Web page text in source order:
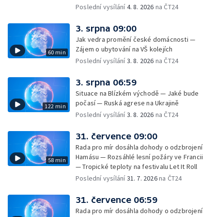
hudebníkem Glenem Hansardem
Poslední vysílání4. 8. 2026 na ČT24
60 min
3. srpna 09:00
Jak vedra promění české domácnosti —
Zájem o ubytování na VŠ kolejích
Poslední vysílání3. 8. 2026 na ČT24
122 min
3. srpna 06:59
Situace na Blízkém východě — Jaké bude
počasí — Ruská agrese na Ukrajině
Poslední vysílání3. 8. 2026 na ČT24
58 min
31. července 09:00
Rada pro mír dosáhla dohody o odzbrojení
Hamásu — Rozsáhlé lesní požáry ve Francii
— Tropické teploty na festivalu Let It Roll
Poslední vysílání31. 7. 2026na ČT24
31. července 06:59
Rada pro mír dosáhla dohody o odzbrojení